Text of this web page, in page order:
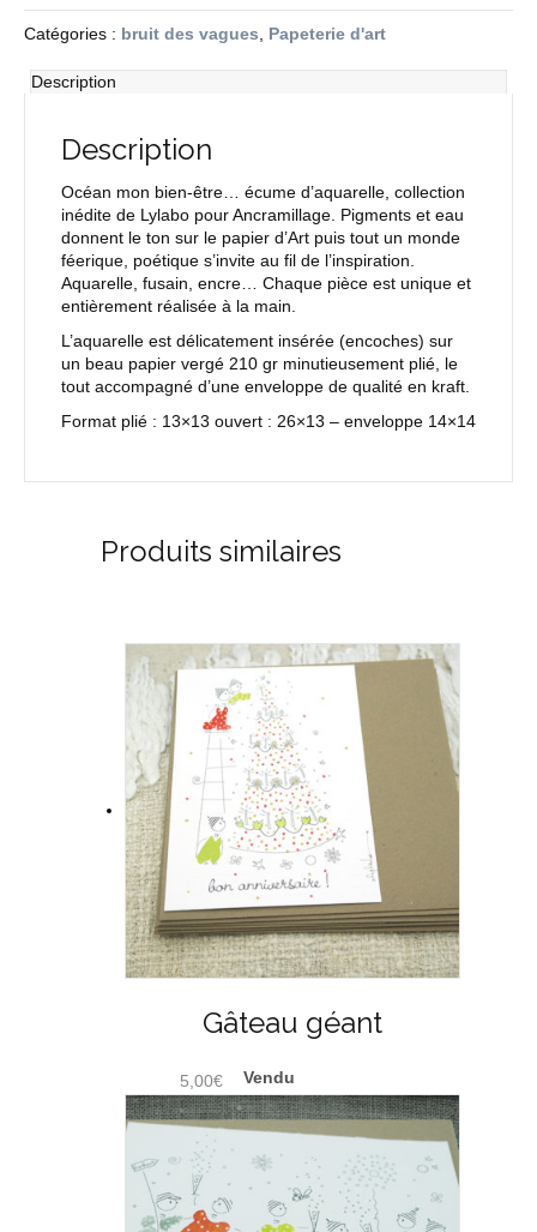
Catégories : bruit des vagues Papeterie d'art
Description
Description
Océan mon bien-être… écume d’aquarelle, collection
inédite de Lylabo pour Ancramillage. Pigments et eau
donnent le ton sur le papier d’Art puis tout un monde
féerique, poétique s’invite au fil de l’inspiration.
Aquarelle, fusain, encre… Chaque pièce est unique et
entièrement réalisée à la main.
L’aquarelle est délicatement insérée (encoches) sur
un beau papier vergé 210 gr minutieusement plié, le
tout accompagné d’une enveloppe de qualité en kraft.
Format plié : 13×13 ouvert : 26×13 – enveloppe 14×14
Produits similaires
Gâteau géant
5,00€